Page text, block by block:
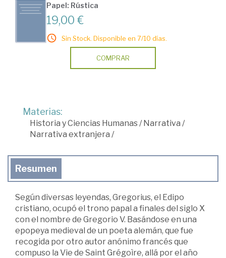
Papel: Rústica
19,00 €
Sin Stock. Disponible en 7/10 días.
COMPRAR
Materias:
Historia y Ciencias Humanas /Narrativa /
Narrativa extranjera /
Resumen
Según diversas leyendas, Gregorius, el Edipo
cristiano, ocupó el trono papal a finales del siglo X
con el nombre de Gregorio V. Basándose en una
epopeya medieval de un poeta alemán, que fue
recogida por otro autor anónimo francés que
compuso la Vie de Saint Grégoìre, allá por el año